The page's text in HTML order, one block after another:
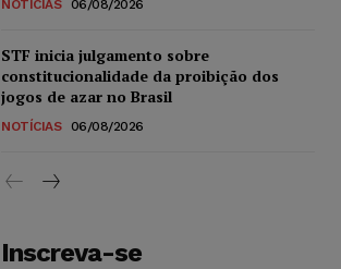
NOTÍCIAS 06/08/2026
STF inicia julgamento sobre
constitucionalidade da proibição dos
jogos de azar no Brasil
NOTÍCIAS 06/08/2026
Inscreva-se